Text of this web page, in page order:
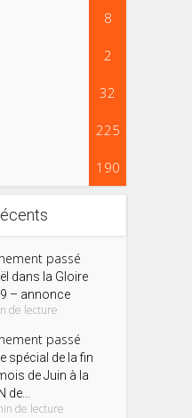
8
2
32
225
190
passé
dans la Gloire
– annonce
de lecture
passé
spécial de la fin
de Juin à la
de...
de lecture